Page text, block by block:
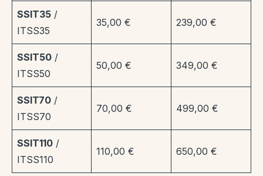
SSIT35 /
ITSS35
35,00 € 239,00 €
SSIT50 /
ITSS50
50,00 € 349,00 €
SSIT70 /
ITSS70
70,00 € 499,00 €
SSIT110 /
ITSS110
110,00 € 650,00 €